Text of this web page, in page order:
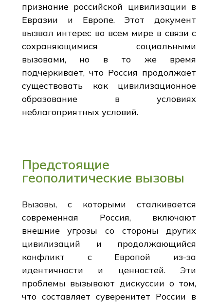
признание российской цивилизации в
Евразии и Европе. Этот документ
вызвал интерес во всем мире в связи с
сохраняющимися социальными
вызовами, но в то же время
подчеркивает, что Россия продолжает
существовать как цивилизационное
образование в условиях
неблагоприятных условий.
Предстоящие
геополитические вызовы
Вызовы, с которыми сталкивается
современная Россия, включают
внешние угрозы со стороны других
цивилизаций и продолжающийся
конфликт с Европой из-за
идентичности и ценностей. Эти
проблемы вызывают дискуссии о том,
что составляет суверенитет России в